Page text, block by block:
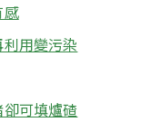
用變污染
可填爐碴